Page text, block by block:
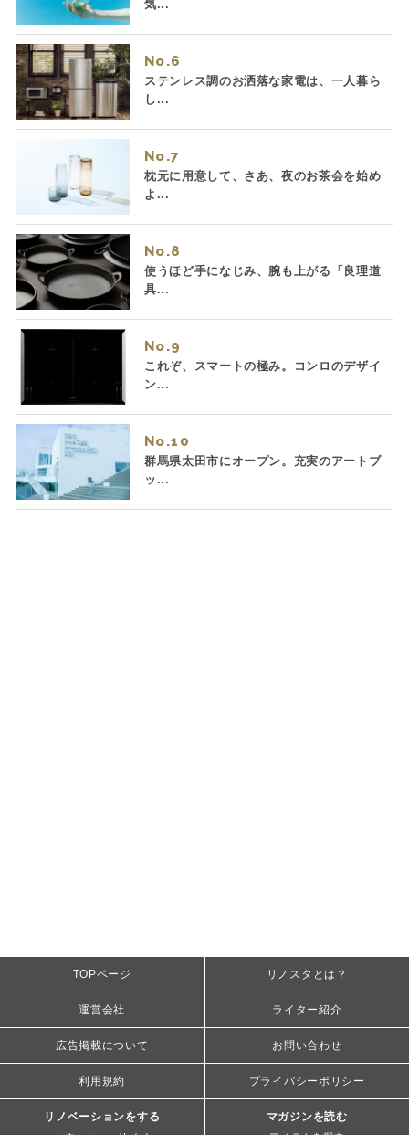
気...
No.
ステンレス調のお洒落な家電は、一人暮ら
し...
No.
枕元に用意して、さあ、夜のお茶会を始め
よ...
No.
使うほど手になじみ、腕も上がる「良理道
具...
No.
これぞ、スマートの極み。コンロのデザイ
ン...
No.
群馬県太田市にオープン。充実のアートブ
ッ...
TOPページ リノスタとは？
運営会社 ライター紹介
広告掲載について お問い合わせ
利用規約 プライバシーポリシー
リノベーションをする マガジンを読む